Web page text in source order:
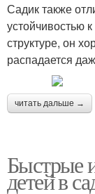
Садик также
устойчивостью
структуре, он
распадается
читать дальше →
Быстрые
детей в